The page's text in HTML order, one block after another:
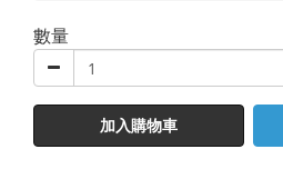
數量
加入購物車